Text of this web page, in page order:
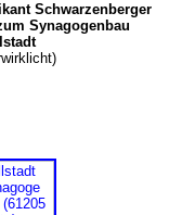
Schwarzenberger
Synagogenbau